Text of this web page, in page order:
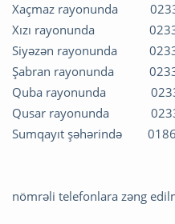
Xaçmaz rayonunda
Xızı rayonunda
Siyəzən rayonunda
Şabran rayonunda
Quba rayonunda
Qusar rayonunda
Sumqayıt şəhərində
nömrəli telefonlara zəng